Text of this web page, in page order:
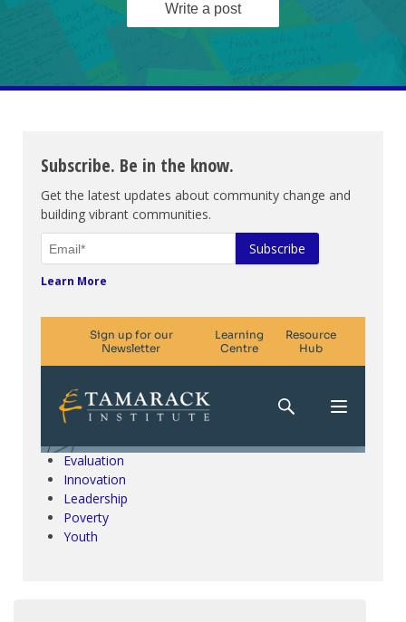
Write a post
Subscribe. Be in the know.
Get the latest updates about community change and
building vibrant communities.
Learn More
Climate Change & SDGs
Collective Impact
Community Engagement
Evaluation
Innovation
Leadership
Poverty
Youth